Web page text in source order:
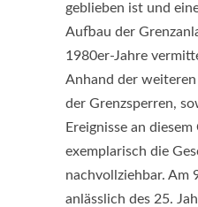
geblieben ist und
Aufbau der
1980er-Jahre
Anhand der weiteren
der Grenzsperren,
Ereignisse an
exemplarisch die
nachvollziehbar. Am
anlässlich des 25.